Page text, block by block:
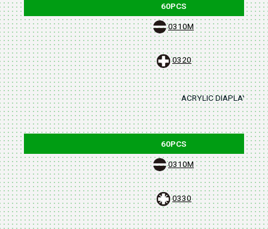
60PCS
0310M
0320
ACRYLIC DIAPLAY
60PCS
0310M
0330